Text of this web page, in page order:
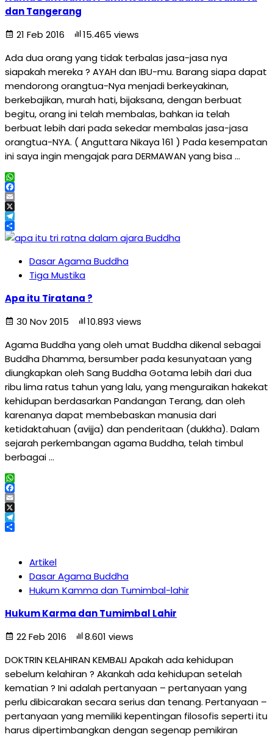
dan Tangerang
21 Feb 2016
15.465 views
Ada dua orang yang tidak terbalas jasa-jasa nya
siapakah mereka ? AYAH dan IBU-mu. Barang siapa dapat
mendorong orangtua-Nya menjadi berkeyakinan,
berkebajikan, murah hati, bijaksana, dengan berbuat
begitu, orang ini telah membalas, bahkan ia telah
berbuat lebih dari pada sekedar membalas jasa-jasa
orangtua-NYA. ( Anguttara Nikaya 161 ) Pada kesempatan
ini saya ingin mengajak para DERMAWAN yang bisa …
WhatsApp
Facebook
Email
X
Telegram
Share
Dasar Agama Buddha
Tiga Mustika
Apa itu Tiratana ?
30 Nov 2015
10.893 views
Agama Buddha yang oleh umat Buddha dikenal sebagai
Buddha Dhamma, bersumber pada kesunyataan yang
diungkapkan oleh Sang Buddha Gotama lebih dari dua
ribu lima ratus tahun yang lalu, yang menguraikan hakekat
kehidupan berdasarkan Pandangan Terang, dan oleh
karenanya dapat membebaskan manusia dari
ketidaktahuan (avijja) dan penderitaan (dukkha). Dalam
sejarah perkembangan agama Buddha, telah timbul
berbagai …
WhatsApp
Facebook
Email
X
Telegram
Artikel
Dasar Agama Buddha
Hukum Kamma dan Tumimbal-lahir
Hukum Karma dan Tumimbal Lahir
22 Feb 2016
8.601 views
DOKTRIN KELAHIRAN KEMBALI Apakah ada kehidupan
sebelum kelahiran ? Akankah ada kehidupan setelah
kematian ? Ini adalah pertanyaan – pertanyaan yang
perlu dibicarakan secara serius dan tenang. Pertanyaan –
pertanyaan yang memiliki kepentingan filosofis seperti itu
harus dipertimbangkan dengan segenap pemikiran